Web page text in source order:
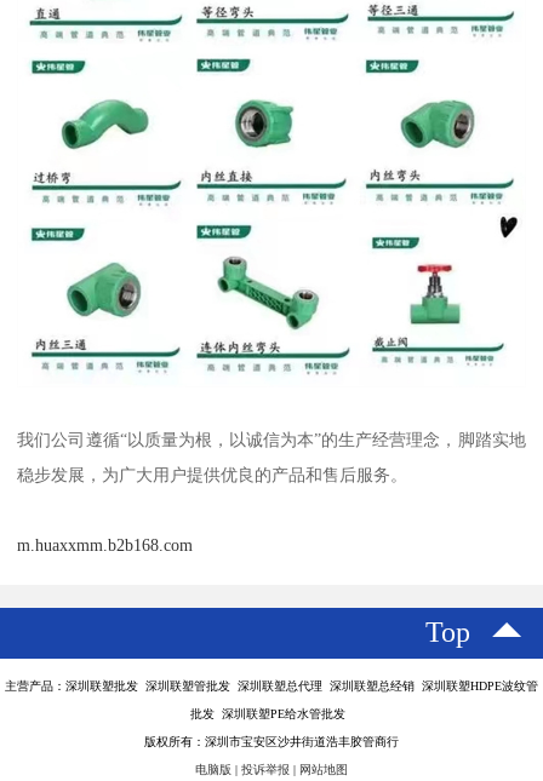
我们公司遵循“以质量为根，以诚信为本”的生产经营理念，脚踏实地
稳步发展，为广大用户提供优良的产品和售后服务。
m.huaxxmm.b2b168.com
Top
主营产品：深圳联塑批发 深圳联塑管批发 深圳联塑总代理 深圳联塑总经销 深圳联塑HDPE波纹管
批发 深圳联塑PE给水管批发
版权所有：深圳市宝安区沙井街道浩丰胶管商行
电脑版 | 投诉举报 | 网站地图